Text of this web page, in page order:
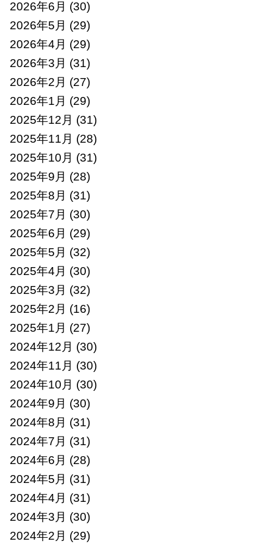
2026年6月 (30)
2026年5月 (29)
2026年4月 (29)
2026年3月 (31)
2026年2月 (27)
2026年1月 (29)
2025年12月 (31)
2025年11月 (28)
2025年10月 (31)
2025年9月 (28)
2025年8月 (31)
2025年7月 (30)
2025年6月 (29)
2025年5月 (32)
2025年4月 (30)
2025年3月 (32)
2025年2月 (16)
2025年1月 (27)
2024年12月 (30)
2024年11月 (30)
2024年10月 (30)
2024年9月 (30)
2024年8月 (31)
2024年7月 (31)
2024年6月 (28)
2024年5月 (31)
2024年4月 (31)
2024年3月 (30)
2024年2月 (29)